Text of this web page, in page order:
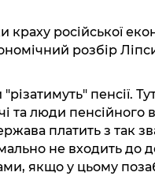
російської
розбір
пенсії.
та люди пенсійного
платить з так
не входить до
якщо у цьому